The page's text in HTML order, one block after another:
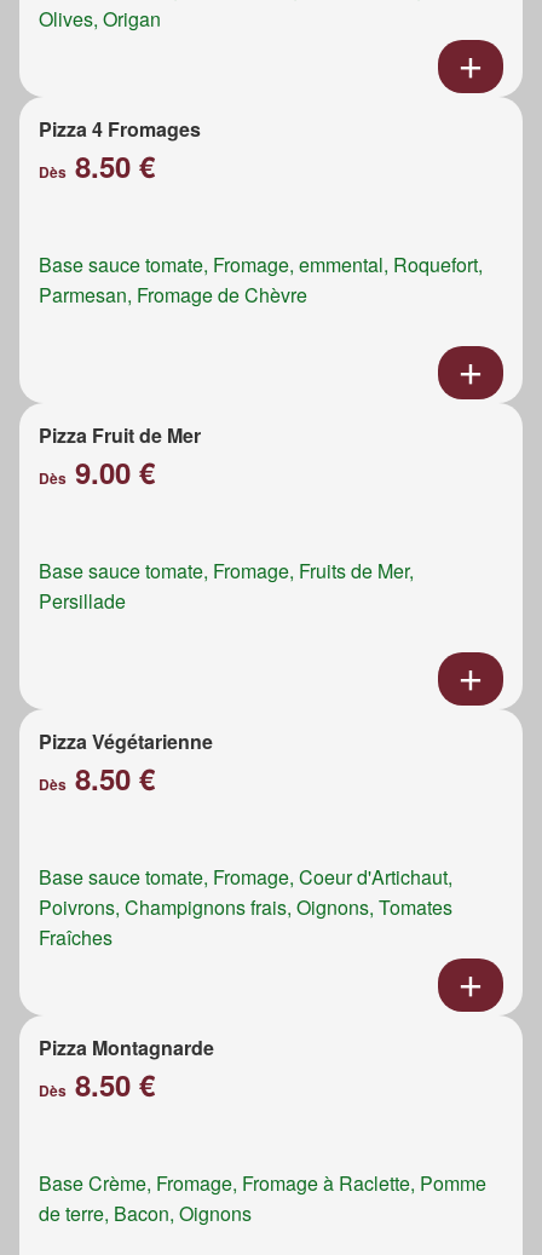
Olives, Origan
Pizza 4 Fromages
Dès 8.50 €
Base sauce tomate, Fromage, emmental, Roquefort,
Parmesan, Fromage de Chèvre
Pizza Fruit de Mer
Dès 9.00 €
Base sauce tomate, Fromage, Fruits de Mer,
Persillade
Pizza Végétarienne
Dès 8.50 €
Base sauce tomate, Fromage, Coeur d'Artichaut,
Poivrons, Champignons frais, Oignons, Tomates
Fraîches
Pizza Montagnarde
Dès 8.50 €
Base Crème, Fromage, Fromage à Raclette, Pomme
de terre, Bacon, Oignons